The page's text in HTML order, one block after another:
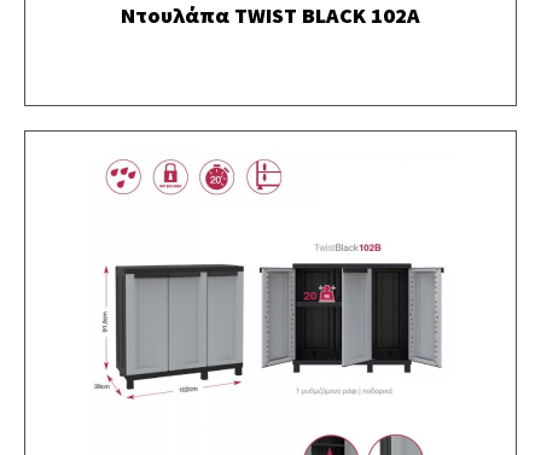
Ντουλάπα TWIST BLACK 102A